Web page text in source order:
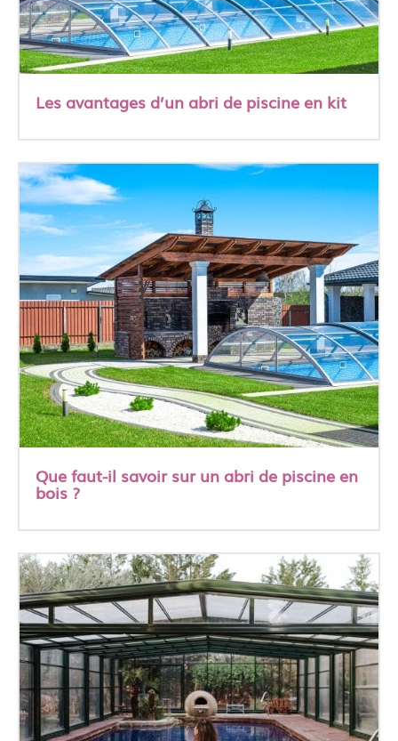
Les avantages d’un abri de piscine en kit
Que faut-il savoir sur un abri de piscine en
bois ?